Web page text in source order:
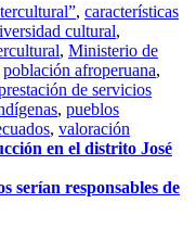
, características
cultural,
, Ministerio de
población afroperuana,
de servicios
, pueblos
, valoración
en el distrito José
serían responsables de